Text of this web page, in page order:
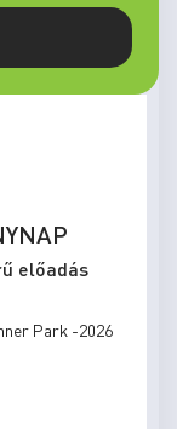
előadás
Park -2026